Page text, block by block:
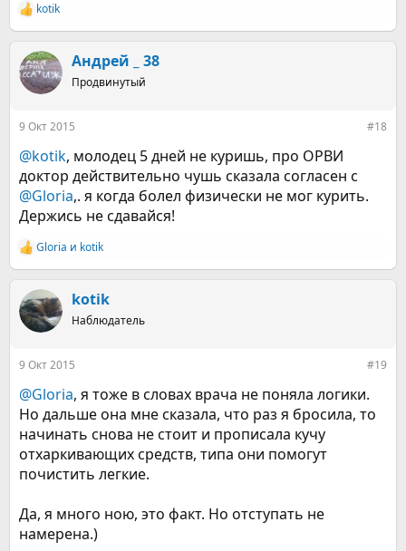
Р
е
к
ц
и
kotik
Андрей _ 38
Продвинутый
9 Окт 2015 #18
@kotik, молодец 5 дней не куришь, про ОРВИ
доктор действительно чушь сказала согласен с
@Gloria,. я когда болел физически не мог курить.
Держись не сдавайся!
Р
е
к
ц
и
Gloria и kotik
kotik
Наблюдатель
9 Окт 2015 #19
@Gloria, я тоже в словах врача не поняла логики.
Но дальше она мне сказала, что раз я бросила, то
начинать снова не стоит и прописала кучу
отхаркивающих средств, типа они помогут
почистить легкие.
Да, я много ною, это факт. Но отступать не
намерена.)